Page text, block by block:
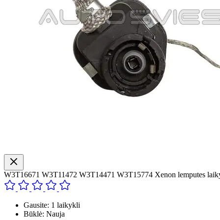
W3T16671 W3T11472 W3T14471 W3T15774 Xenon lemputes
Gausite: 1 laikykli
Būklė: Nauja